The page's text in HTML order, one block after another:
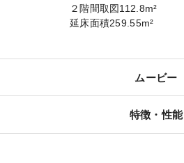
２階間取図112.8m²
延床面積259.55m²
ムービー
特徴・性能